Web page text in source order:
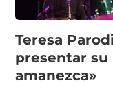
Teresa
presentar su
amanezca»